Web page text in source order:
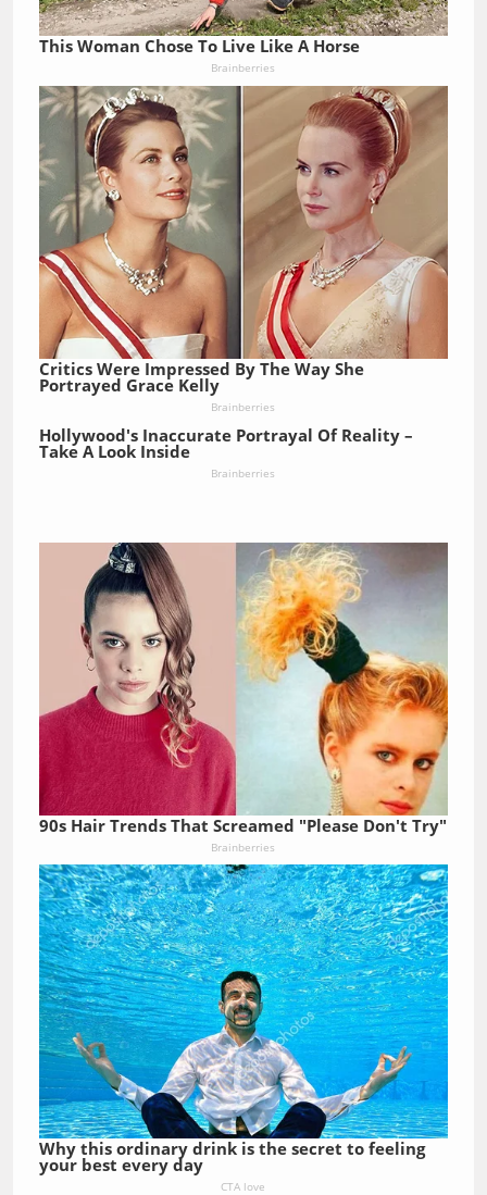
This Woman Chose To Live Like A Horse
Brainberries
Critics Were Impressed By The Way She
Portrayed Grace Kelly
Brainberries
Hollywood's Inaccurate Portrayal Of Reality –
Take A Look Inside
Brainberries
90s Hair Trends That Screamed "Please Don't Try"
Brainberries
Why this ordinary drink is the secret to feeling
your best every day
CTA love